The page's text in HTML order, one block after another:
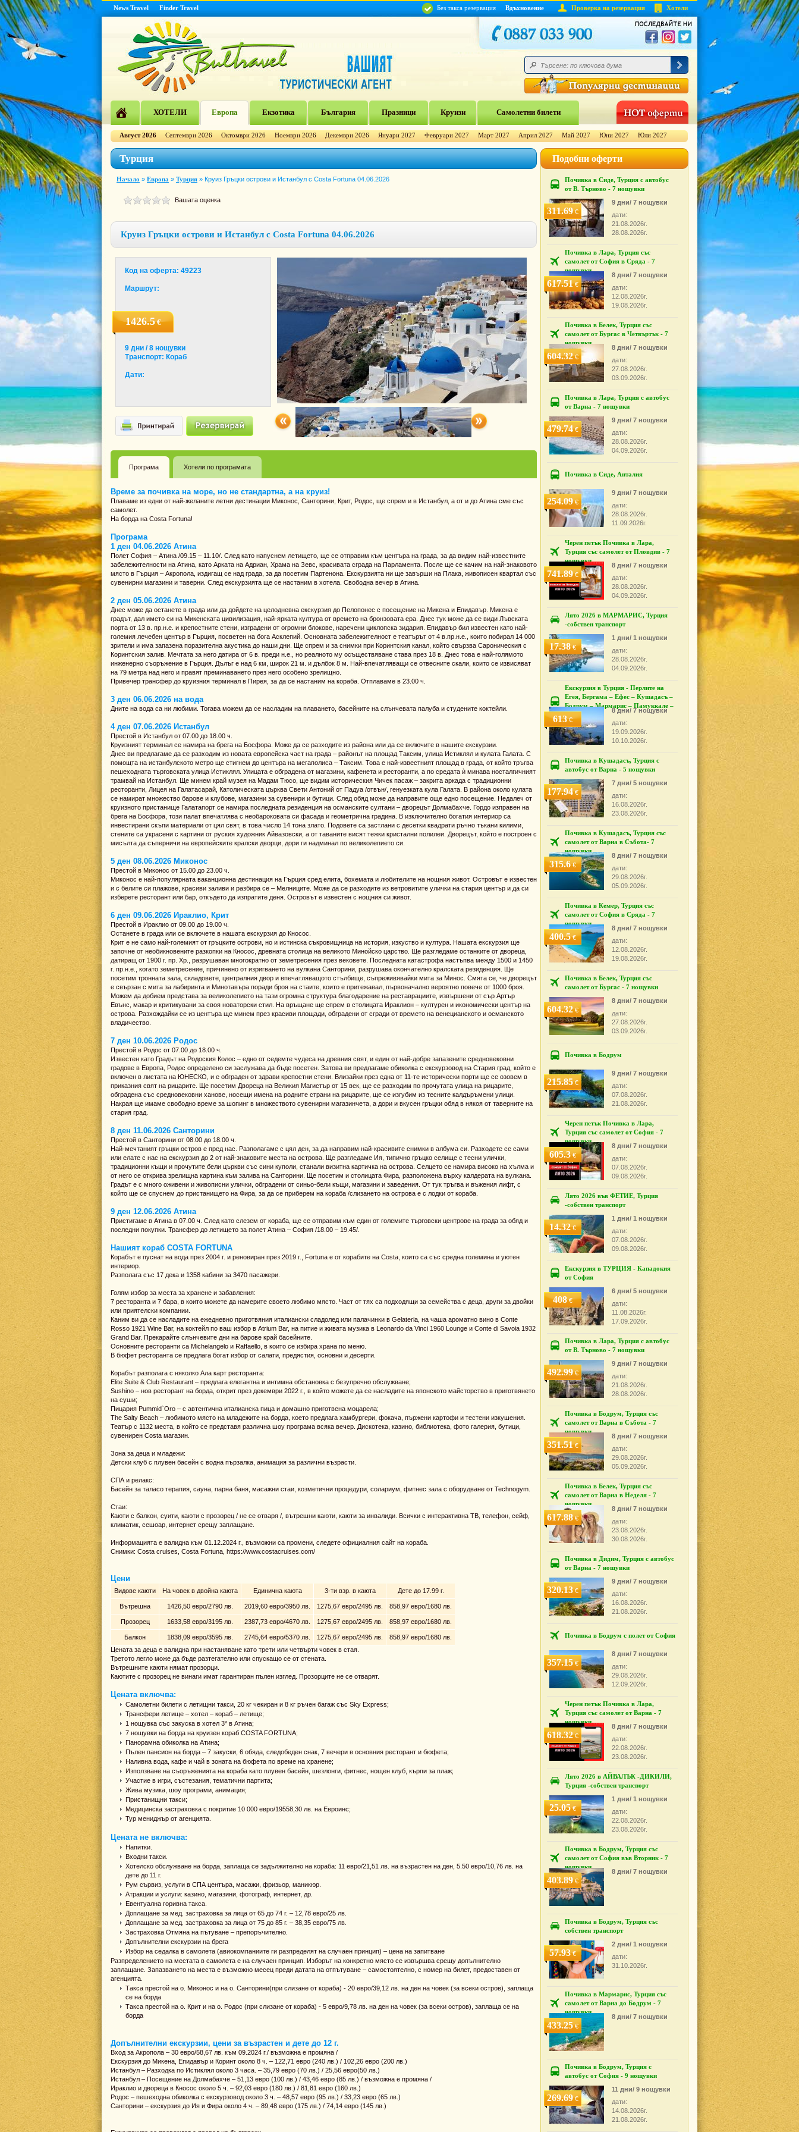
Без такса резервация Вдъхновение Проверка на резервация Хотели
News Travel Finder Travel
ХОТЕЛИ Европа Екзотика България Празници Круизи Самолетни билети
Август 2026 Септември 2026 Октомври 2026 Ноември 2026 Декември 2026 Януари 2027 Февруари 2027 Март 2027 Април 2027 Май 2027 Юни 2027 Юли 2027
Турция
Начало » Европа » Турция » Круиз Гръцки острови и Истанбул с Costa Fortuna 04.06.2026
Вашата оценка
Круиз Гръцки острови и Истанбул с Costa Fortuna 04.06.2026
Код на оферта: 49223
Маршрут:
1426.5€
9 дни / 8 нощувки
Транспорт: Кораб
Дати:
Програма Хотели по програмата
Време за почивка на море, но не стандартна, а на круиз!
Плаваме из едни от най-желаните летни дестинации Миконос, Санторини, Крит, Родос, ще спрем и в Истанбул, а от и до Атина сме със
самолет.
На борда на Costa Fortuna!
Програма
1 ден 04.06.2026 Атина
Полет София – Атина /09.15 – 11.10/. След като напуснем летището, ще се отправим към центъра на града, за да видим най-известните
забележителности на Атина, като Арката на Адриан, Храма на Зевс, красивата сграда на Парламента. После ще се качим на най-знаковото
място в Гърция – Акропола, издигащ се над града, за да посетим Партенона. Екскурзията ни ще завърши на Плака, живописен квартал със
сувенирни магазини и таверни. След екскурзията ще се настаним в хотела. Свободна вечер в Атина.
2 ден 05.06.2026 Атина
Днес може да останете в града или да дойдете на целодневна екскурзия до Пелопонес с посещение на Микена и Епидавър. Микена е
градът, дал името си на Микенската цивилизация, най-ярката култура от времето на бронзовата ера. Днес тук може да се види Лъвската
порта от 13 в. пр.н.е. и крепостните стени, изградени от огромни блокове, наречени циклопска зидария. Епидавър бил известен като най-
големия лечебен център в Гърция, посветен на бога Асклепий. Основната забележителност е театърът от 4 в.пр.н.е., които побирал 14 000
зрители и има запазена поразителна акустика до наши дни. Ще спрем и за снимки при Коринтския канал, който свързва Сароническия с
Коринтския залив. Мечтата за него датира от 6 в. преди н.е., но реалното му осъществяване става през 18 в. Днес това е най-голямото
инженерно съоръжение в Гърция. Дълъг е над 6 км, широк 21 м. и дълбок 8 м. Най-впечатляващи се отвесните скали, които се извисяват
на 79 метра над него и правят преминаването през него особено зрелищно.
Привечер трансфер до круизния терминал в Пирея, за да се настаним на кораба. Отплаваме в 23.00 ч.
3 ден 06.06.2026 на вода
Дните на вода са ни любими. Тогава можем да се насладим на плаването, басейните на слънчевата палуба и студените коктейли.
4 ден 07.06.2026 Истанбул
Престой в Истанбул от 07.00 до 18.00 ч.
Круизният терминал се намира на брега на Босфора. Може да се разходите из района или да се включите в нашите екскурзии.
Днес ви предлагаме да се разходим из новата европейска част на града – районът на площад Таксим, улица Истиклял и кулата Галата. С
помощта на истанбулското метро ще стигнем до центъра на мегаполиса – Таксим. Това е най-известният площад в града, от който тръгва
пешеходната търговската улица Истиклял. Улицата е обградена от магазини, кафенета и ресторанти, а по средата ѝ минава носталгичният
трамвай на Истанбул. Ще минем край музея на Мадам Тюсо, ще видим историческия Чичек пасаж – закрита аркада с традиционни
ресторанти, Лицея на Галатасарай, Католическата църква Свети Антоний от Падуа /отвън/, генуезката кула Галата. В района около кулата
се намират множество барове и клубове, магазини за сувенири и бутици. След обяд може да направите още едно посещение. Недалеч от
круизното пристанище Галатапорт се намира последната резиденция на османските султани – дворецът Долмабахче. Гордо изправен на
брега на Босфора, този палат впечатлява с необароковата си фасада и геометрична градина. В изключително богатия интериор са
инвестирани скъпи материали от цял свят, в това число 14 тона злато. Подовете са застлани с десетки квадрати ръчно тъкани килими,
стените са украсени с картини от руския художник Айвазовски, а от таваните висят тежки кристални полилеи. Дворецът, който е построен с
мисълта да съперничи на европейските кралски дворци, дори ги надминал по великолепието си.
5 ден 08.06.2026 Миконос
Престой в Миконос от 15.00 до 23.00 ч.
Миконос е най-популярната ваканционна дестинация на Гърция сред елита, бохемата и любителите на нощния живот. Островът е известен
и с белите си плажове, красиви заливи и разбира се – Мелниците. Може да се разходите из ветровитите улички на стария център и да си
изберете ресторант или бар, откъдето да изпратите деня. Островът е известен с нощния си живот.
6 ден 09.06.2026 Ираклио, Крит
Престой в Ираклио от 09.00 до 19.00 ч.
Останете в града или се включете в нашата екскурзия до Кносос.
Крит е не само най-големият от гръцките острови, но и истинска съкровищница на история, изкуство и култура. Нашата екскурзия ще
започне от необикновените разкопки на Кносос, древната столица на великото Минойско царство. Ще разгледаме останките от двореца,
датиращ от 1900 г. пр. Хр., разрушаван многократно от земетресения през вековете. Последната катастрофа настъпва между 1500 и 1450
г. пр.н.е., когато земетресение, причинено от изригването на вулкана Санторини, разрушава окончателно кралската резиденция. Ще
посетим тронната зала, складовете, централния двор и впечатляващото стълбище, съпреживявайки мита за Минос. Смята се, че дворецът
е свързан с мита за лабиринта и Минотавъра поради броя на стаите, които е притежавал, първоначално вероятно повече от 1000 броя.
Можем да добием представа за великолепието на тази огромна структура благодарение на реставрациите, извършени от сър Артър
Евънс, макар и критикувани за своя новаторски стил. На връщане ще спрем в столицата Ираклион – културен и икономически център на
острова. Разхождайки се из центъра ще минем през красиви площади, обградени от сгради от времето на венецианското и османското
владичество.
7 ден 10.06.2026 Родос
Престой в Родос от 07.00 до 18.00 ч.
Известен като Градът на Родоския Колос – едно от седемте чудеса на древния свят, и един от най-добре запазените средновековни
градове в Европа, Родос определено си заслужава да бъде посетен. Затова ви предлагаме обиколка с екскурзовод на Стария град, който е
включен в листата на ЮНЕСКО, и е обграден от здрави крепостни стени. Влизайки през една от 11-те исторически порти ще се озовем в
приказния свят на рицарите. Ще посетим Двореца на Великия Магистър от 15 век, ще се разходим по прочутата улица на рицарите,
обградена със средновековни ханове, носещи имена на родните страни на рицарите, ще се изгубим из тесните калдъръмени улици.
Накрая ще имаме свободно време за шопинг в множеството сувенирни магазинчета, а дори и вкусен гръцки обяд в някоя от таверните на
стария град.
8 ден 11.06.2026 Санторини
Престой в Санторини от 08.00 до 18.00 ч.
Най-мечтаният гръцки остров е пред нас. Разполагаме с цял ден, за да направим най-красивите снимки в албума си. Разходете се сами
или елате с нас на екскурзия до 2 от най-знаковите места на острова. Ще разгледаме Ия, типично гръцко селище с тесни улички,
традиционни къщи и прочутите бели църкви със сини куполи, станали визитна картичка на острова. Селцето се намира високо на хълма и
от него се открива зрелищна картина към залива на Санторини. Ще посетим и столицата Фира, разположена върху калдерата на вулкана.
Градът е с много оживени и живописни улички, обградени от синьо-бели къщи, магазини и заведения. От тук тръгва и въжения лифт, с
който ще се спуснем до пристанището на Фира, за да се приберем на кораба /слизането на острова е с лодки от кораба.
9 ден 12.06.2026 Атина
Пристигаме в Атина в 07.00 ч. След като слезем от кораба, ще се отправим към един от големите търговски центрове на града за обяд и
последни покупки. Трансфер до летището за полет Атина – София /18.00 – 19.45/.
Нашият кораб COSTA FORTUNA
Корабът е пуснат на вода през 2004 г. и реновиран през 2019 г., Fortuna е от корабите на Costa, които са със средна големина и уютен
интериор.
Разполага със 17 дека и 1358 кабини за 3470 пасажери.
Голям избор за места за хранене и забавления:
7 ресторанта и 7 бара, в които можете да намерите своето любимо място. Част от тях са подходящи за семейства с деца, други за двойки
или приятелски компании.
Каним ви да се насладите на ежедневно приготвяния италиански сладолед или палачинки в Gelateria, на чаша ароматно вино в Conte
Rosso 1921 Wine Bar, на коктейл по ваш избор в Atrium Bar, на питие и живата музика в Leonardo da Vinci 1960 Lounge и Conte di Savoia 1932
Grand Bar. Прекарайте слънчевите дни на барове край басейните.
Основните ресторанти са Michelangelo и Raffaello, в които се избира храна по меню.
В бюфет ресторанта се предлага богат избор от салати, предястия, основни и десерти.
Корабът разполага с няколко Ала карт ресторанта:
Elite Suite & Club Restaurant – предлага елегантна и интимна обстановка с безупречно обслужване;
Sushino – нов ресторант на борда, открит през декември 2022 г., в който можете да се насладите на японското майсторство в приготвянето
на суши;
Пицария Pummid`Oro – с автентична италианска пица и домашно приготвена моцарела;
The Salty Beach – любимото място на младежите на борда, което предлага хамбургери, фокача, пържени картофи и тестени изкушения.
Театър с 1132 места, в който се представя различна шоу програма всяка вечер. Дискотека, казино, библиотека, фото галерия, бутици,
сувенирен Costa магазин.
Зона за деца и младежи:
Детски клуб с плувен басейн с водна пързалка, анимация за различни възрасти.
СПА и релакс:
Басейн за таласо терапия, сауна, парна баня, масажни стаи, козметични процедури, солариум, фитнес зала с оборудване от Technogym.
Стаи:
Каюти с балкон, суити, каюти с прозорец / не се отваря /, вътрешни каюти, каюти за инвалиди. Всички с интерактивна ТВ, телефон, сейф,
климатик, сешоар, интернет срещу заплащане.
Информацията е валидна към 01.12.2024 г., възможни са промени, следете официалния сайт на кораба.
Снимки: Costa cruises, Costa Fortuna, https://www.costacruises.com/
Цени
Видове каюти На човек в двойна каюта Единична каюта 3-ти взр. в каюта Дете до 17.99 г.
Вътрешна 1426,50 евро/2790 лв. 2019,60 евро/3950 лв. 1275,67 евро/2495 лв. 858,97 евро/1680 лв.
Прозорец 1633,58 евро/3195 лв. 2387,73 евро/4670 лв. 1275,67 евро/2495 лв. 858,97 евро/1680 лв.
Балкон 1838,09 евро/3595 лв. 2745,64 евро/5370 лв. 1275,67 евро/2495 лв.
858,97 евро/1680 лв.
Цената за деца е валидна при настаняване като трети или четвърти човек в стая.
Третото легло може да бъде разтегателно или спускащо се от стената.
Вътрешните каюти нямат прозорци.
Каютите с прозорец не винаги имат гарантиран пълен изглед. Прозорците не се отварят.
Цената включва:
Самолетни билети с летищни такси, 20 кг чекиран и 8 кг ръчен багаж със Sky Express;
Трансфери летище – хотел – кораб – летище;
1 нощувка със закуска в хотел 3* в Атина;
7 нощувки на борда на круизен кораб COSTA FORTUNA;
Панорамна обиколка на Атина;
Пълен пансион на борда – 7 закуски, 6 обяда, следобеден снак, 7 вечери в основния ресторант и бюфета;
Наливна вода, кафе и чай в зоната на бюфета по време на хранене;
Използване на съоръженията на кораба като плувен басейн, шезлонги, фитнес, нощен клуб, кърпи за плаж;
Участие в игри, състезания, тематични партита;
Жива музика, шоу програми, анимация;
Пристанищни такси;
Медицинска застраховка с покритие 10 000 евро/19558,30 лв. на Евроинс;
Тур мениджър от агенцията.
Цената не включва:
Напитки.
Входни такси.
Хотелско обслужване на борда, заплаща се задължително на кораба: 11 евро/21,51 лв. на възрастен на ден, 5.50 евро/10,76 лв. на
дете до 11 г.
Рум сървиз, услуги в СПА центъра, масажи, фризьор, маникюр.
Атракции и услуги: казино, магазини, фотограф, интернет, др.
Евентуална горивна такса.
Доплащане за мед. застраховка за лица от 65 до 74 г. – 12,78 евро/25 лв.
Доплащане за мед. застраховка за лица от 75 до 85 г. – 38,35 евро/75 лв.
Застраховка Отмяна на пътуване – препоръчително.
Допълнителни екскурзии на брега
Избор на седалка в самолета (авиокомпаниите ги разпределят на случаен принцип) – цена на запитване
Разпределението на местата в самолета е на случаен принцип. Изборът на конкретно място се извършва срещу допълнително
заплащане. Запазването на места е възможно месец преди датата на отпътуване – самостоятелно, с номер на билет, предоставен от
агенцията.
Такса престой на о. Миконос и на о. Санторини(при слизане от кораба) - 20 евро/39,12 лв. на ден на човек (за всеки остров), заплаща
се на борда
Такса престой на о. Крит и на о. Родос (при слизане от кораба) - 5 евро/9,78 лв. на ден на човек (за всеки остров), заплаща се на
борда
Допълнителни екскурзии, цени за възрастен и дете до 12 г.
Вход за Акропола – 30 евро/58,67 лв. към 09.2024 г./ възможна е промяна /
Екскурзия до Микена, Епидавър и Коринт около 8 ч. – 122,71 евро (240 лв.) / 102,26 евро (200 лв.)
Истанбул – Разходка по Истиклял около 3 часа. – 35,79 евро (70 лв.) / 25,56 евро(50 лв.)
Истанбул – Посещение на Долмабахче – 51,13 евро (100 лв.) / 43,46 евро (85 лв.) / възможна е промяна /
Ираклио и двореца в Кносос около 5 ч. – 92,03 евро (180 лв.) / 81,81 евро (160 лв.)
Родос – пешеходна обиколка с екскурзовод около 3 ч. – 48,57 евро (95 лв.) / 33,23 евро (65 лв.)
Санторини – екскурзия до Ия и Фира около 4 ч. – 89,48 евро (175 лв.) / 74,14 евро (145 лв.)
Подобни оферти
Почивка в Сиде, Турция с автобус
от В. Търново - 7 нощувки
311.69€
9 дни/ 7 нощувки
дати:
21.08.2026г.
28.08.2026г.
Почивка в Лара, Турция със
самолет от София в Сряда - 7
нощувки
617.51€
8 дни/ 7 нощувки
дати:
12.08.2026г.
19.08.2026г.
Почивка в Белек, Турция със
самолет от Бургас в Четвъртък - 7
нощувки
604.32€
8 дни/ 7 нощувки
дати:
27.08.2026г.
03.09.2026г.
Почивка в Лара, Турция с автобус
от Варна - 7 нощувки
479.74€
9 дни/ 7 нощувки
дати:
28.08.2026г.
04.09.2026г.
Почивка в Сиде, Анталия
254.09€
9 дни/ 7 нощувки
дати:
28.08.2026г.
11.09.2026г.
Черен петък Почивка в Лара,
Турция със самолет от Пловдив - 7
нощувки
741.89€
8 дни/ 7 нощувки
дати:
28.08.2026г.
04.09.2026г.
Лято 2026 в МАРМАРИС, Турция
-собствен транспорт
17.38€
1 дни/ 1 нощувки
дати:
28.08.2026г.
04.09.2026г.
Екскурзия в Турция - Перлите на
Егея, Бергама – Ефес – Кушадасъ –
Бодрум – Мармарис – Памуккале –
Измир
613€
8 дни/ 7 нощувки
дати:
19.09.2026г.
10.10.2026г.
Почивка в Кушадасъ, Турция с
автобус от Варна - 5 нощувки
177.94€
7 дни/ 5 нощувки
дати:
16.08.2026г.
23.08.2026г.
Почивка в Кушадасъ, Турция със
самолет от Варна в Събота- 7
нощувки
315.6€
8 дни/ 7 нощувки
дати:
29.08.2026г.
05.09.2026г.
Почивка в Кемер, Турция със
самолет от София в Сряда - 7
нощувки
400.5€
8 дни/ 7 нощувки
дати:
12.08.2026г.
19.08.2026г.
Почивка в Белек, Турция със
самолет от Бургас - 7 нощувки
604.32€
8 дни/ 7 нощувки
дати:
27.08.2026г.
03.09.2026г.
Почивка в Бодрум
215.85€
9 дни/ 7 нощувки
дати:
07.08.2026г.
21.08.2026г.
Черен петък Почивка в Лара,
Турция със самолет от София - 7
нощувки
605.3€
8 дни/ 7 нощувки
дати:
07.08.2026г.
09.08.2026г.
Лято 2026 във ФЕТИЕ, Турция
-собствен транспорт
14.32€
1 дни/ 1 нощувки
дати:
07.08.2026г.
09.08.2026г.
Екскурзия в ТУРЦИЯ - Кападокия
от София
408€
6 дни/ 5 нощувки
дати:
11.08.2026г.
17.09.2026г.
Почивка в Лара, Турция с автобус
от В. Търново - 7 нощувки
492.99€
9 дни/ 7 нощувки
дати:
21.08.2026г.
28.08.2026г.
Почивка в Бодрум, Турция със
самолет от Варна в Събота - 7
нощувки
351.51€
8 дни/ 7 нощувки
дати:
29.08.2026г.
05.09.2026г.
Почивка в Белек, Турция със
самолет от Варна в Неделя - 7
нощувки
617.88€
8 дни/ 7 нощувки
дати:
23.08.2026г.
30.08.2026г.
Почивка в Дидим, Турция с автобус
от Варна - 7 нощувки
320.13€
9 дни/ 7 нощувки
дати:
16.08.2026г.
21.08.2026г.
Почивка в Бодрум с полет от София
357.15€
8 дни/ 7 нощувки
дати:
29.08.2026г.
12.09.2026г.
Черен петък Почивка в Лара,
Турция със самолет от Варна - 7
нощувки
618.32€
8 дни/ 7 нощувки
дати:
22.08.2026г.
23.08.2026г.
Лято 2026 в АЙВАЛЪК -ДИКИЛИ,
Турция -собствен транспорт
25.05€
1 дни/ 1 нощувки
дати:
22.08.2026г.
23.08.2026г.
Почивка в Бодрум, Турция със
самолет от София във Вторник - 7
нощувки
403.89€
8 дни/ 7 нощувки
Почивка в Бодрум, Турция със
собствен транспорт
57.93€
2 дни/ 1 нощувки
дати:
31.10.2026г.
Почивка в Мармарис, Турция със
самолет от Варна до Бодрум - 7
нощувки
433.25€
8 дни/ 7 нощувки
Почивка в Бодрум, Турция с
автобус от София - 9 нощувки
269.69€
11 дни/ 9 нощувки
дати:
14.08.2026г.
21.08.2026г.